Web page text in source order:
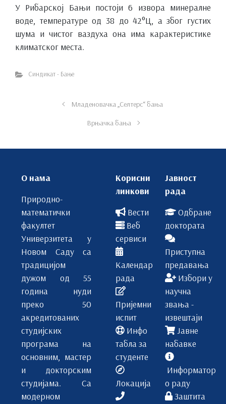
У Рибарској Бањи постоји 6 извора минералне
воде, температуре од 38 до 42°Ц, а због густих
шума и чистог ваздуха она има карактеристике
климатског места.
Синдикат - Бање
Младеновачка „Селтерс“ бања
Врњачка бања
О нама
Природно-
математички
факултет
Универзитета у
Новом Саду са
традицијом
дужом од 55
година нуди
преко 50
акредитованих
студијских
програма на
основним, мастер
и докторским
студијама. Са
модерном
Корисни
линкови
Вести
Веб
сервиси
Календар
рада
Пријемни
испит
Инфо
табла за
студенте
Локација
Јавност
рада
Одбране
доктората
Приступна
предавања
Избори у
научна
звања -
извештаји
Јавне
набавке
Информатор
о раду
Заштита